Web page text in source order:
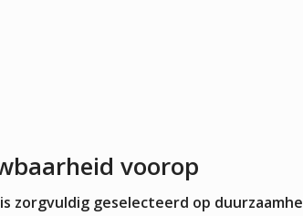
voorop
zorgvuldig geselecteerd op